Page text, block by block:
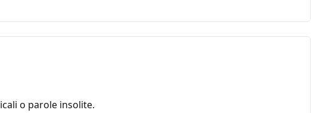
o parole insolite.